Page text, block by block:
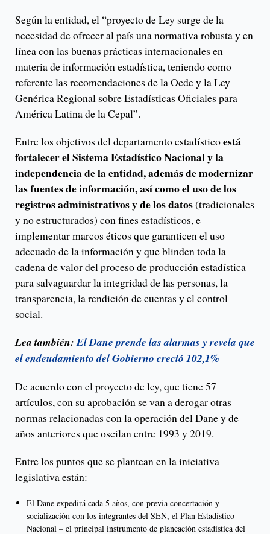
Según la entidad, el “proyecto de Ley surge de la
necesidad de ofrecer al país una normativa robusta y en
línea con las buenas prácticas internacionales en
materia de información estadística, teniendo como
referente las recomendaciones de la Ocde y la Ley
Genérica Regional sobre Estadísticas Oficiales para
América Latina de la Cepal”.
Entre los objetivos del departamento estadísticoestá
fortalecer el Sistema Estadístico Nacional y la
independencia de la entidad, además de modernizar
las fuentes de información, así como el uso de los
registros administrativos y de los datos(tradicionales
y no estructurados) con fines estadísticos, e
implementar marcos éticos que garanticen el uso
adecuado de la información y que blinden toda la
cadena de valor del proceso de producción estadística
para salvaguardar la integridad de las personas, la
transparencia, la rendición de cuentas y el control
social.
Lea también:El Dane prende las alarmas y revela que
el endeudamiento del Gobierno creció 102,1%
De acuerdo con el proyecto de ley, que tiene 57
artículos, con su aprobación se van a derogar otras
normas relacionadas con la operación del Dane y de
años anteriores que oscilan entre 1993 y 2019.
Entre los puntos que se plantean en la iniciativa
legislativa están:
El Dane expedirá cada 5 años, con previa concertación y
socialización con los integrantes del SEN, el Plan Estadístico
Nacional – el principal instrumento de planeación estadística del